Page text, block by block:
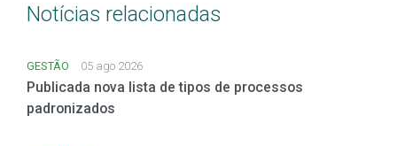
Notícias relacionadas
GESTÃO 05 ago 2026
Publicada nova lista de tipos de processos
padronizados